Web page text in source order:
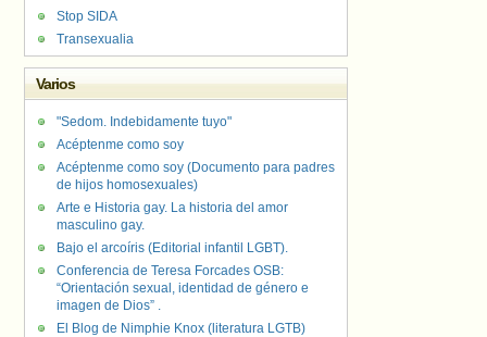
Stop SIDA
Transexualia
Varios
"Sedom. Indebidamente tuyo"
Acéptenme como soy
Acéptenme como soy (Documento para padres
de hijos homosexuales)
Arte e Historia gay. La historia del amor
masculino gay.
Bajo el arcoíris (Editorial infantil LGBT).
Conferencia de Teresa Forcades OSB:
“Orientación sexual, identidad de género e
imagen de Dios” .
El Blog de Nimphie Knox (literatura LGTB)